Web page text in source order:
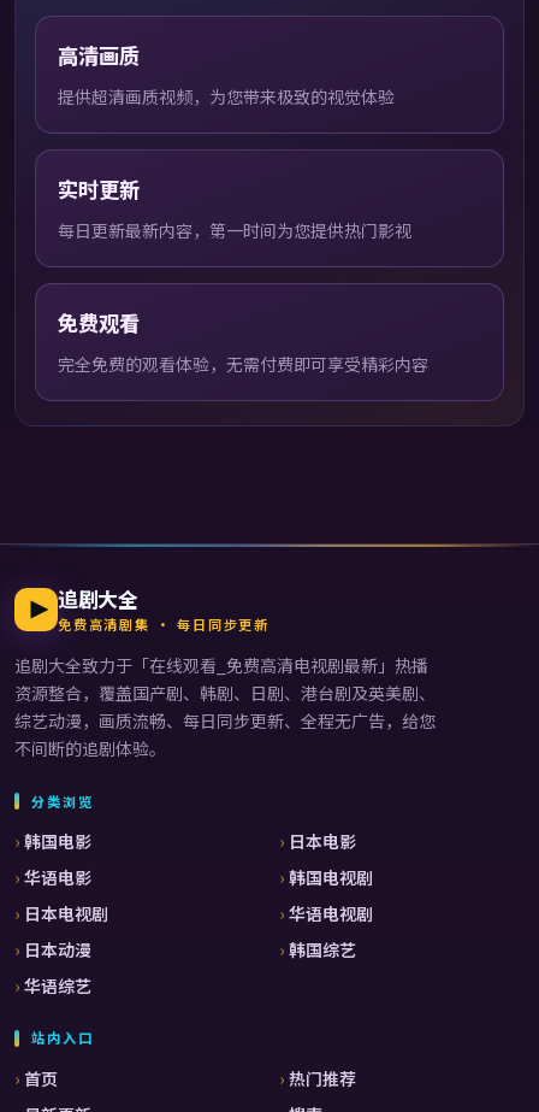
高清画质
提供超清画质视频，为您带来极致的视觉体验
实时更新
每日更新最新内容，第一时间为您提供热门影视
免费观看
完全免费的观看体验，无需付费即可享受精彩内容
追剧大全
免费高清剧集 · 每日同步更新
追剧大全致力于「在线观看_免费高清电视剧最新 」热播
资源整合，覆盖国产剧、韩剧、日剧、港台剧及英美剧、
综艺动漫，画质流畅、每日同步更新、全程无广告，给您
不间断的追剧体验。
分类浏览
韩国电影
日本电影
华语电影
韩国电视剧
日本电视剧
华语电视剧
日本动漫
韩国综艺
华语综艺
站内入口
首页
热门推荐